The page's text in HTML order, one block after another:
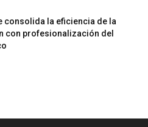
consolida la eficiencia de la
con profesionalización del